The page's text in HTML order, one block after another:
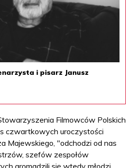
i pisarz Janusz
Filmowców Polskich
czwartkowych uroczystości
Majewskiego, "odchodzi od nas
szefów zespołów
gromadzili się wtedy młodzi